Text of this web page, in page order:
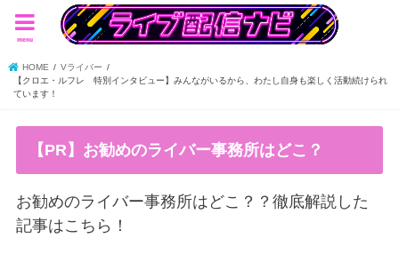
menu
HOME
Vライバー
【クロエ・ルフレ 特別インタビュー】みんながいるから、わたし自身も楽しく活動続けられ
ています！
【PR】お勧めのライバー事務所はどこ？
お勧めのライバー事務所はどこ？？徹底解説した
記事はこちら！